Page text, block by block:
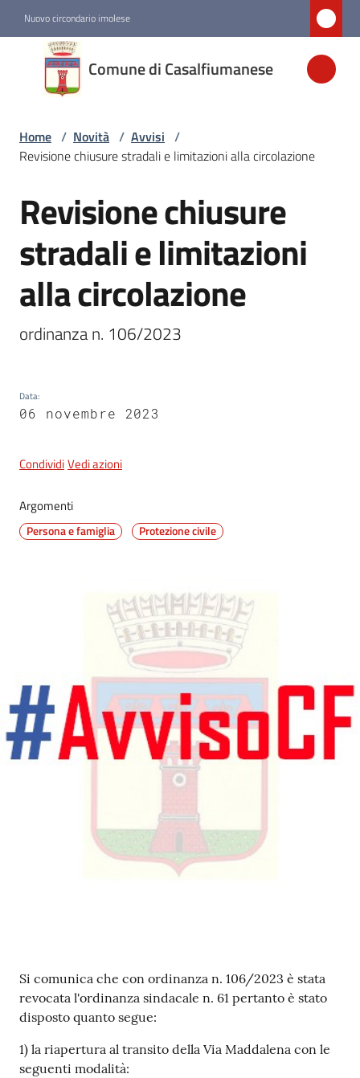
Nuovo circondario imolese
Comune di Casalfiumanese
Comune di
Casalfiumanese
Amministrazione
Menu selezionato
Servizi
Vivere
5x1000
Servizi
line
Tutti
Home / Novità / Avvisi /
Revisione chiusure stradali e limitazioni alla circolazione
Salta al contenuto
Revisione chiusure
stradali e limitazioni
alla circolazione
ordinanza n. 106/2023
Data:
06 novembre 2023
CondividiVedi azioni
Argomenti
Persona e famiglia Protezione civile
Contenuto
Si comunica che con ordinanza n. 106/2023 è stata
revocata l'ordinanza sindacale n. 61 pertanto è stato
disposto quanto segue:
1) la riapertura al transito della Via Maddalena con le
seguenti modalità: